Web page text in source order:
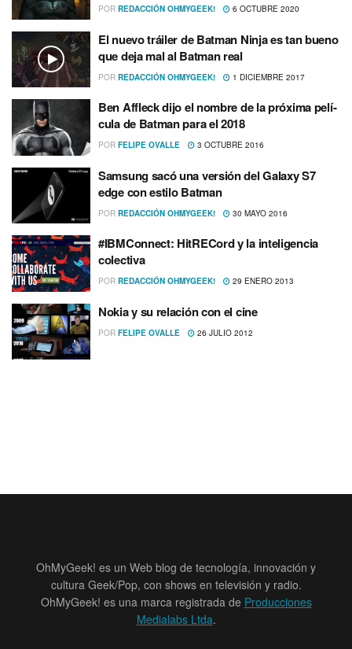
POR REDACCIÓN OHMYGEEK! 6 OCTUBRE 2020
El nuevo tráiler de Batman Ninja es tan bueno
que deja mal al Batman real
POR REDACCIÓN OHMYGEEK! 1 DICIEMBRE 2017
Ben Affleck dijo el nombre de la próxima pelí­
cula de Batman para el 2018
POR FELIPE OVALLE 3 OCTUBRE 2016
Samsung sacó una versión del Galaxy S7
edge con estilo Batman
POR REDACCIÓN OHMYGEEK! 30 MAYO 2016
#IBMConnect: HitRECord y la inteligencia
colectiva
POR REDACCIÓN OHMYGEEK! 29 ENERO 2013
Nokia y su relación con el cine
POR FELIPE OVALLE 26 JULIO 2012
OhMyGeek! es un Web blog de tecnología, innovación y
cultura Geek/Pop, con shows en televisión y radio.
OhMyGeek! es una marca registrada de Producciones
Medialabs Ltda.